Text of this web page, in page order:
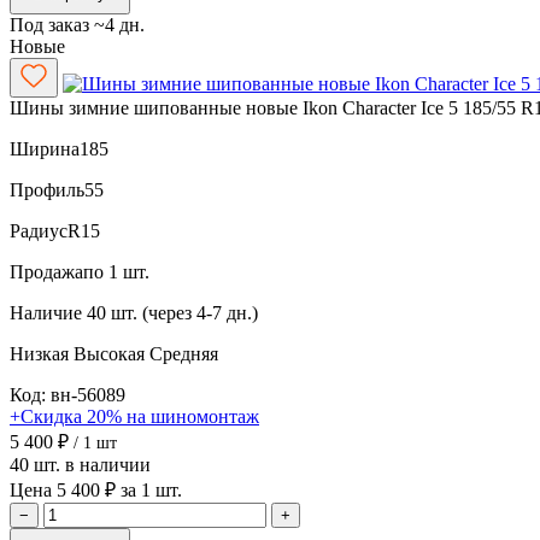
Под заказ ~4 дн.
Новые
Шины зимние шипованные новые Ikon Character Ice 5 185/55
Ширина185
Профиль55
РадиусR15
Продажапо 1 шт.
Наличие 40 шт. (через 4-7 дн.)
Низкая Высокая Средняя
Код: вн-56089
+Скидка 20% на шиномонтаж
5 400 ₽ / 1 шт
40 шт. в наличии
Цена 5 400 ₽ за 1 шт.
−
+